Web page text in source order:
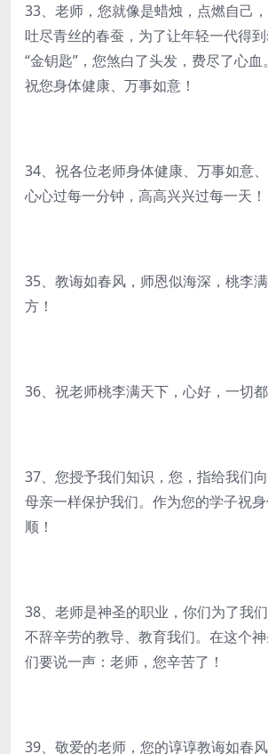
33、老师，您就像是蜡烛，点燃自己
吐尽青丝的春蚕，为了让年轻一代得
“金钥匙”，您煞白了头发，费尽了心
祝您身体健康、万事如意！
34、祝各位老师身体健康、万事如意
心心过每一分钟，高高兴兴过每一天！
35、教诲如春风，师恩似海深，桃李
方！
36、祝老师桃李满天下，心好，一切都
37、您授予我们知识，您，指给我们
母亲一样保护我们。作为您的学子祝
顺！
38、老师是神圣的职业，你们为了我
不辞辛劳的教导、教育我们。在这个
们要说一声：老师，您辛苦了！
39、敬爱的老师，您的谆谆教诲如春